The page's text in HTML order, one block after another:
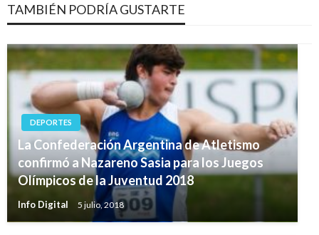
TAMBIÉN PODRÍA GUSTARTE
DEPORTES
La Confederación Argentina de Atletismo
confirmó a Nazareno Sasia para los Juegos
Olímpicos de la Juventud 2018
Info Digital 5 julio, 2018